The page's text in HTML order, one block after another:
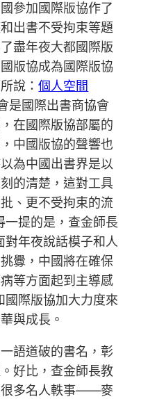
參加國際版協作了
出書不受拘束等題
盡年夜大都國際版
版協成為國際版協
說：個人空間
是國際出書商協會
在國際版協部屬的
中國版協的聲響也
為中國出書界是以
的清楚，這對工具
、更不受拘束的流
一提的是，查金師長
對年夜說話模子和人
釁，中國將在確保
等方面起到主導感
國際版協加大力度來
與成長。
語道破的書名，彰
好比，查金師長教
很多名人軼事——麥